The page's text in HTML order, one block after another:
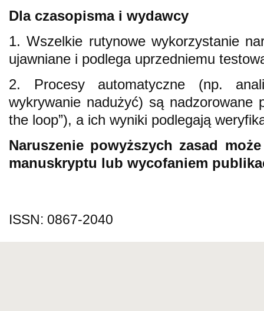
Dla czasopisma i wydawcy
1. Wszelkie rutynowe wykorzystanie
ujawniane i podlega uprzedniemu
2. Procesy automatyczne (np.
wykrywanie nadużyć) są nadzorowane
the loop”), a ich wyniki podlegają
Naruszenie powyższych zasad
manuskryptu lub wycofaniem
ISSN: 0867-2040